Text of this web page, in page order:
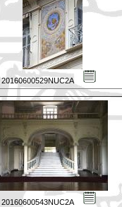
20160600529NUC2A
20160600543NUC2A